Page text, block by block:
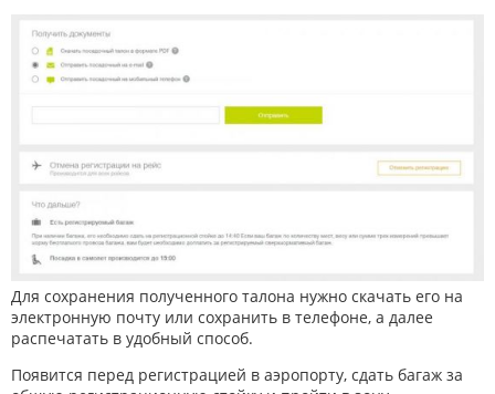
Для сохранения полученного талона нужно скачать его на
электронную почту или сохранить в телефоне, а далее
распечатать в удобный способ.
Появится перед регистрацией в аэропорту, сдать багаж за